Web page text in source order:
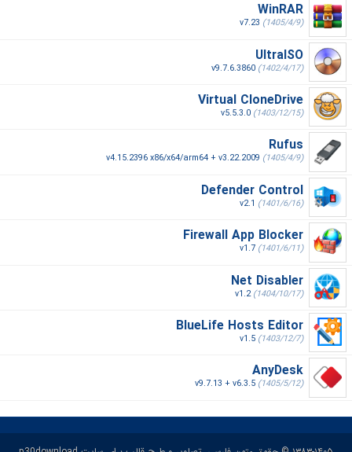
WinRAR
v7.23 (1405/4/9)
UltraISO
v9.7.6.3860 (1402/4/17)
Virtual CloneDrive
v5.5.3.0 (1403/12/15)
Rufus
v4.15.2396 x86/x64/arm64 + v3.22.2009 (1405/4/9)
Defender Control
v2.1 (1401/6/16)
Firewall App Blocker
v1.7 (1401/6/11)
Net Disabler
v1.2(1404/10/17)
BlueLife Hosts Editor
v1.5 (1403/12/7)
AnyDesk
v9.7.13 + v6.3.5 (1405/5/12)